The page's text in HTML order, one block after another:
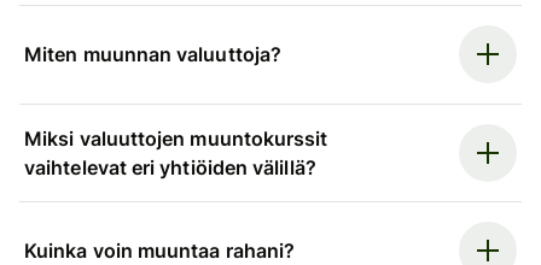
Miten muunnan valuuttoja?
Miksi valuuttojen muuntokurssit
vaihtelevat eri yhtiöiden välillä?
Kuinka voin muuntaa rahani?